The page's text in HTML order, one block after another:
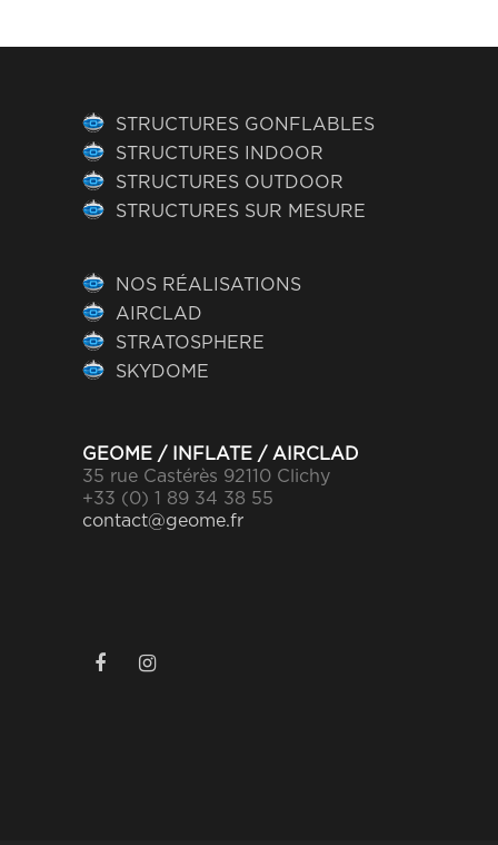
STRUCTURES GONFLABLES
STRUCTURES INDOOR
STRUCTURES OUTDOOR
STRUCTURES SUR MESURE
NOS RÉALISATIONS
AIRCLAD
STRATOSPHERE
SKYDOME
GEOME / INFLATE / AIRCLAD
35 rue Castérès 92110 Clichy
+33 (0) 1 89 34 38 55
contact@geome.fr